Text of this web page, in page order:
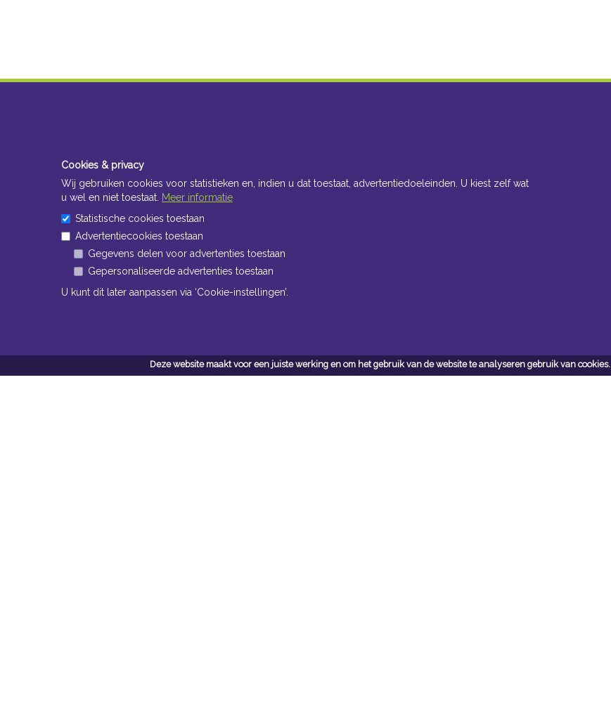
Deze website maakt voor een juiste werking en om het gebruik van de website te analyseren gebruik van cookies.
Cookies & privacy
Wij gebruiken cookies voor statistieken en, indien u dat toestaat, advertentiedoeleinden. U kiest zelf wat
u wel en niet toestaat. Meer informatie
Statistische cookies toestaan
Advertentiecookies toestaan
Gegevens delen voor advertenties toestaan
Gepersonaliseerde advertenties toestaan
U kunt dit later aanpassen via ‘Cookie-instellingen’.